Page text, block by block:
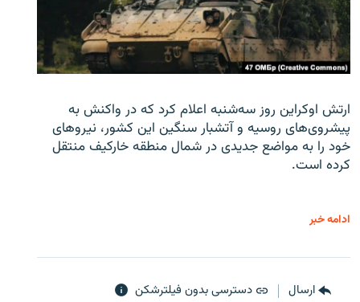
ارتش اوکراین روز سه‌شنبه اعلام کرد که در واکنش به
پیشروی‌های روسیه و آتشبار سنگین این کشور، نیروهای
خود را به مواضع جدیدی در شمال منطقه خارکیف منتقل
کرده است.
ادامه خبر
ارسال دسترسی بدون فیلترشکن